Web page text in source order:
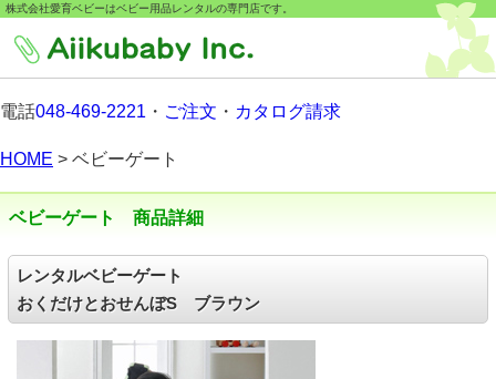
株式会社愛育ベビーはベビー用品レンタルの専門店です。
電話048-469-2221 ・ ご注文 ・ カタログ請求
HOME > ベビーゲート
ベビーゲート 商品詳細
レンタルベビーゲート
おくだけとおせんぼS ブラウン